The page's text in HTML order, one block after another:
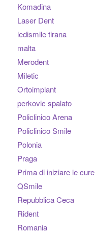
Komadina
Laser Dent
ledismile tirana
malta
Merodent
Miletic
Ortoimplant
perkovic spalato
Policlinico Arena
Policlinico Smile
Polonia
Praga
Prima di iniziare le cure
QSmile
Repubblica Ceca
Rident
Romania